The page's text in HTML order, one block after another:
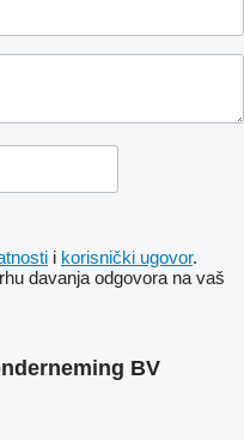
i korisnički ugovor.
davanja odgovora na vaš
BV